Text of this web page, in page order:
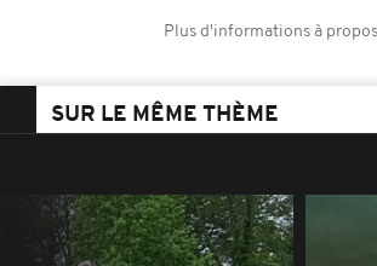
Plus d'informations à
SUR LE MÊME THÈME